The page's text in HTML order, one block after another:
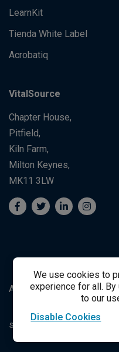
We use cookies to
experience for all.
to our
Disable Cookies
LearnKit
Tienda White Label
Acrobatiq
VitalSource
Chapter House,
Pitfield,
Kiln Farm,
Milton Keynes,
MK11 3LW
Apoyo al Estudiante
success@vitalsource.com